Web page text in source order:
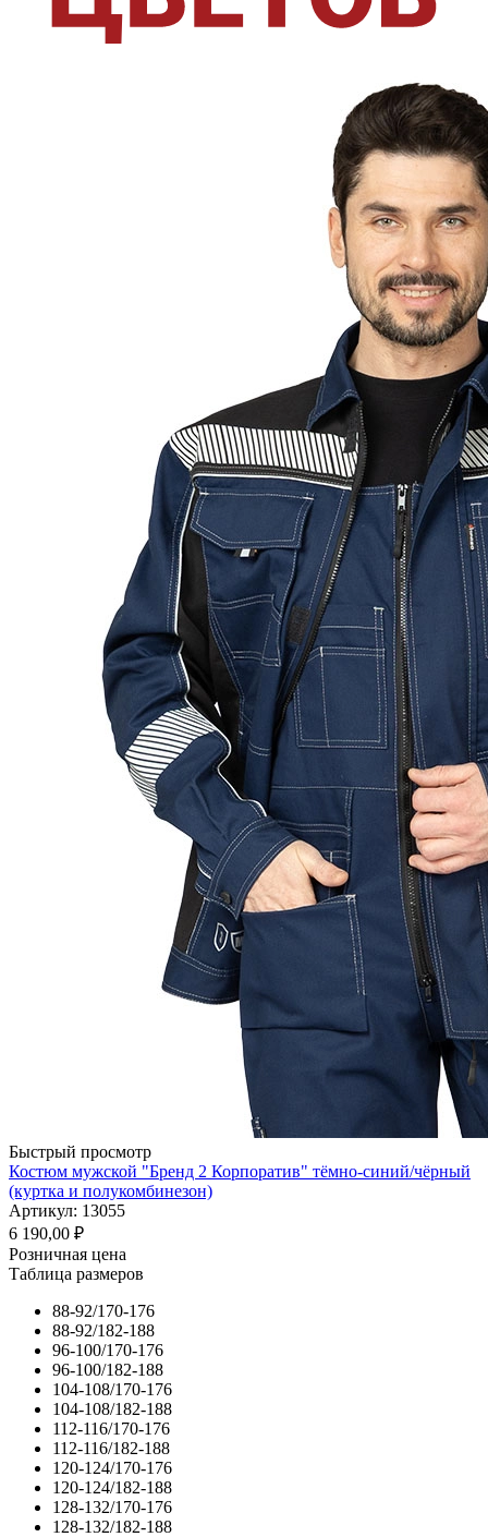
Быстрый просмотр
Костюм мужской "Бренд 2 Корпоратив" тёмно-синий/чёрный
(куртка и полукомбинезон)
Артикул: 13055
6 190,00 ₽
Розничная цена
Таблица размеров
88-92/170-176
88-92/182-188
96-100/170-176
96-100/182-188
104-108/170-176
104-108/182-188
112-116/170-176
112-116/182-188
120-124/170-176
120-124/182-188
128-132/170-176
128-132/182-188